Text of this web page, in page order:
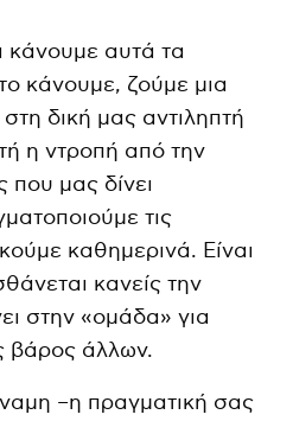
κάνουμε αυτά τα
κάνουμε, ζούμε μια
δική μας αντιληπτή
η ντροπή από την
που μας δίνει
τις
καθημερινά. Είναι
κανείς την
στην «ομάδα» για
βάρος άλλων.
–η πραγματική σας